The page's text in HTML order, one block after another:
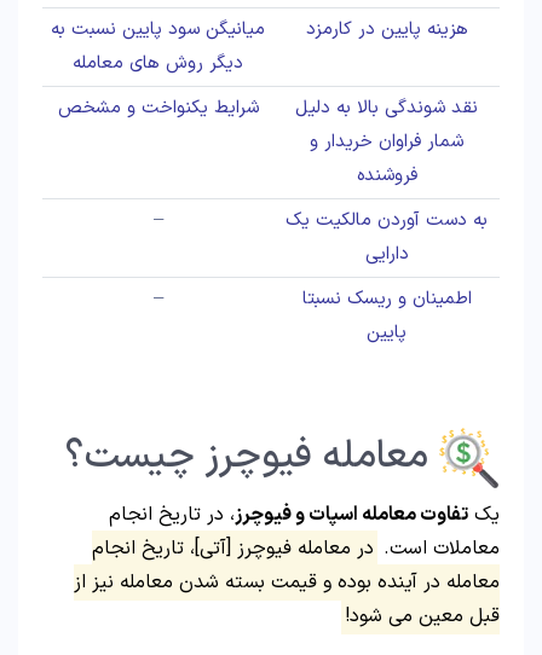
هزینه پایین در کارمزد
میانیگن سود پایین نسبت به
دیگر روش های معامله
نقد شوندگی بالا به دلیل
شمار فراوان خریدار و
فروشنده
شرایط یکنواخت و مشخص
به دست آوردن مالکیت یک
دارایی
–
اطمینان و ریسک نسبتا
پایین
–
معامله فیوچرز چیست؟
یک تفاوت معامله اسپات و فیوچرز، در تاریخ انجام
معاملات است. در معامله فیوچرز [آتی]، تاریخ انجام
معامله در آینده بوده و قیمت بسته شدن معامله نیز از
قبل معین می شود!